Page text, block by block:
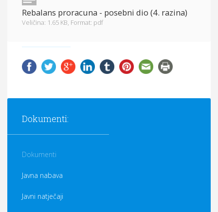
Rebalans proracuna - posebni dio (4. razina)
Veličina: 1.65 KB, Format: pdf
Dokumenti:
Dokumenti
Javna nabava
Javni natječaji